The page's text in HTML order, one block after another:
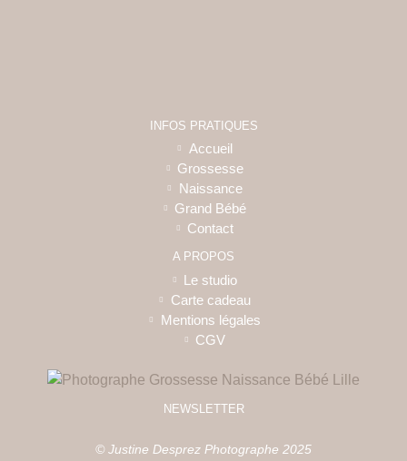
INFOS PRATIQUES
Accueil
Grossesse
Naissance
Grand Bébé
Contact
A PROPOS
Le studio
Carte cadeau
Mentions légales
CGV
NEWSLETTER
© Justine Desprez Photographe 2025